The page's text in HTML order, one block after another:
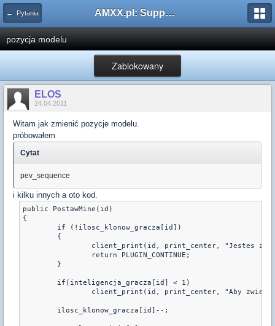
← Pytania AMXX.pl: Support AMX Mod X i SourceMod
pozycja modelu
Zablokowany
ELOS
24.04.2011
Witam jak zmienić pozycje modelu.
próbowałem
Cytat
pev_sequence
i kilku innych a oto kod.
public PostawMine(id)
{